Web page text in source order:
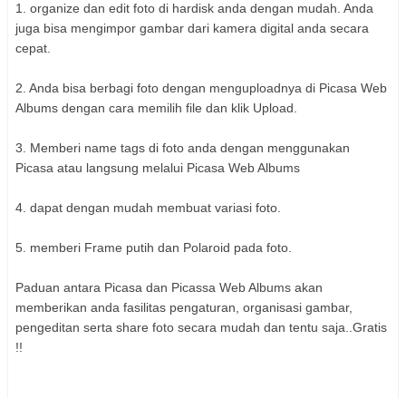
1. organize dan edit foto di hardisk anda dengan mudah. Anda
juga bisa mengimpor gambar dari kamera digital anda secara
cepat.
2. Anda bisa berbagi foto dengan menguploadnya di Picasa Web
Albums dengan cara memilih file dan klik Upload.
3. Memberi name tags di foto anda dengan menggunakan
Picasa atau langsung melalui Picasa Web Albums
4. dapat dengan mudah membuat variasi foto.
5. memberi Frame putih dan Polaroid pada foto.
Paduan antara Picasa dan Picassa Web Albums akan
memberikan anda fasilitas pengaturan, organisasi gambar,
pengeditan serta share foto secara mudah dan tentu saja..Gratis
!!